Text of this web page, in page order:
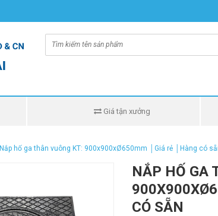
Giá tận xưởng
Nắp hố ga thân vuông KT: 900x900xØ650mm │Giá rẻ │Hàng có
NẮP HỐ GA
CÓ SẴN